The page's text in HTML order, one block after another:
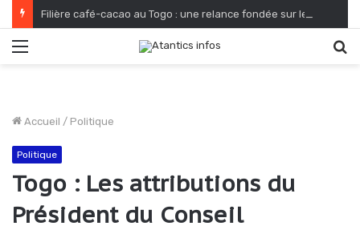
Accueil / Politique
Politique
Togo : Les attributions du
Président du Conseil